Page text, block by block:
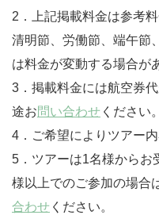
2．上記掲載料金は参考
清明節、労働節、端午節
は料金が変動する場合が
3．掲載料金には航空券
途お問い合わせ ください。
4．ご希望によりツアー
5．ツアーは1名様からお
様以上でのご参加の場合
合わせ ください。